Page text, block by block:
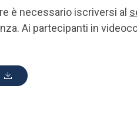
è necessario iscriversi al
Ai partecipanti in